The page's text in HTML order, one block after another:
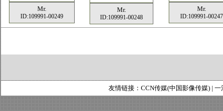
Mr.
ID:109991-00249
Mr.
ID:109991-00248
Mr.
ID:109991-00247
友情链接： CCN传媒(中国影像传媒) | 一